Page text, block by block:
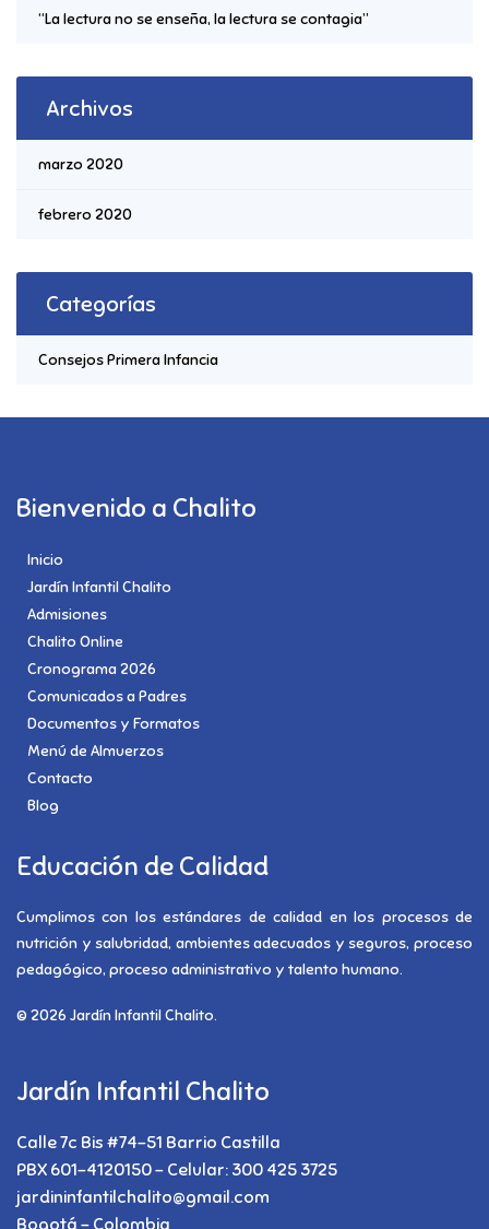
“La lectura no se enseña, la lectura se contagia”
Archivos
marzo 2020
febrero 2020
Categorías
Consejos Primera Infancia
Bienvenido a Chalito
Inicio
Jardín Infantil Chalito
Admisiones
Chalito Online
Cronograma 2026
Comunicados a Padres
Documentos y Formatos
Menú de Almuerzos
Contacto
Blog
Educación de Calidad
Cumplimos con los estándares de calidad en los procesos de
nutrición y salubridad, ambientes adecuados y seguros, proceso
pedagógico, proceso administrativo y talento humano.
© 2026 Jardín Infantil Chalito.
Jardín Infantil Chalito
Calle 7c Bis #74-51 Barrio Castilla
PBX 601-4120150 - Celular: 300 425 3725
jardininfantilchalito@gmail.com
Bogotá - Colombia